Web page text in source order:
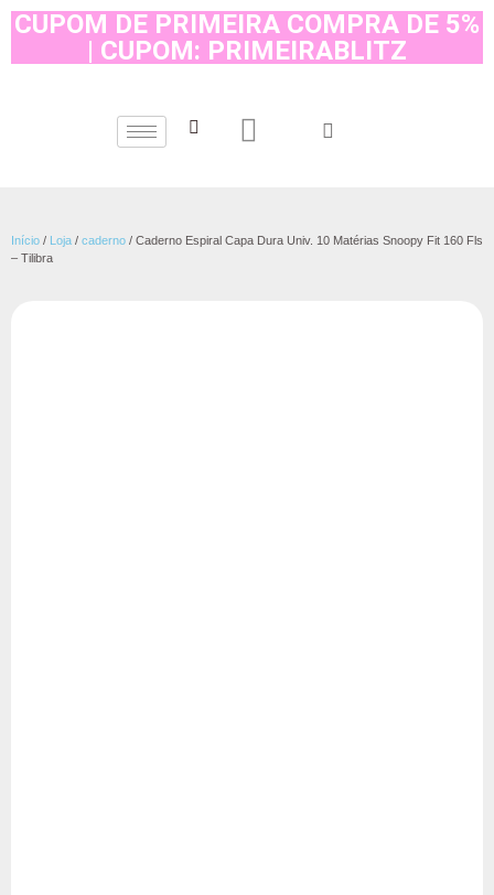
CUPOM DE PRIMEIRA COMPRA DE 5%
| CUPOM: PRIMEIRABLITZ
Início / Loja / caderno / Caderno Espiral Capa Dura Univ. 10 Matérias Snoopy Fit 160 Fls
– Tilibra